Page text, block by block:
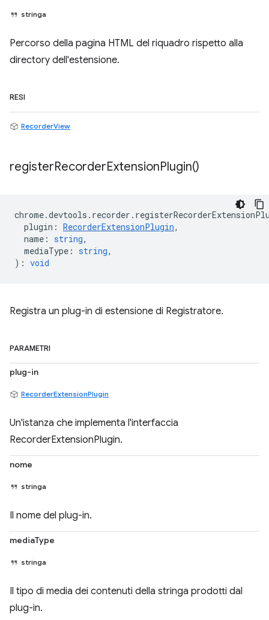
stringa
Percorso della pagina HTML del riquadro rispetto alla
directory dell'estensione.
RESI
RecorderView
registerRecorderExtensionPlugin()
chrome.devtools . recorder .
plugin : RecorderExtensionPlugin,
name : string,
mediaType : string,
) : void
Registra un plug-in di estensione di Registratore.
PARAMETRI
plug-in
RecorderExtensionPlugin
Un'istanza che implementa l'interfaccia
RecorderExtensionPlugin.
nome
stringa
Il nome del plug-in.
mediaType
stringa
Il tipo di media dei contenuti della stringa prodotti dal
plug-in.